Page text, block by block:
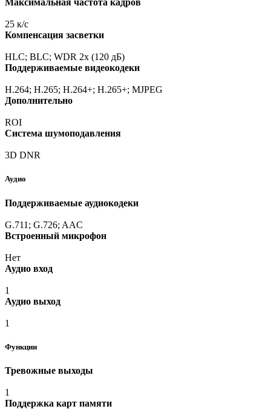
Максимальная частота кадров
25 к/с
Компенсация засветки
HLC; BLC; WDR 2x (120 дБ)
Поддерживаемые видеокодеки
H.264; H.265; H.264+; H.265+; MJPEG
Дополнительно
ROI
Система шумоподавления
3D DNR
Аудио
Поддерживаемые аудиокодеки
G.711; G.726; AAC
Встроенный микрофон
Нет
Аудио вход
1
Аудио выход
1
Функции
Тревожные выходы
1
Поддержка карт памяти